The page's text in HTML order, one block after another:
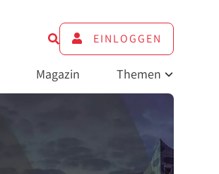
EINLOGGEN
Magazin Themen